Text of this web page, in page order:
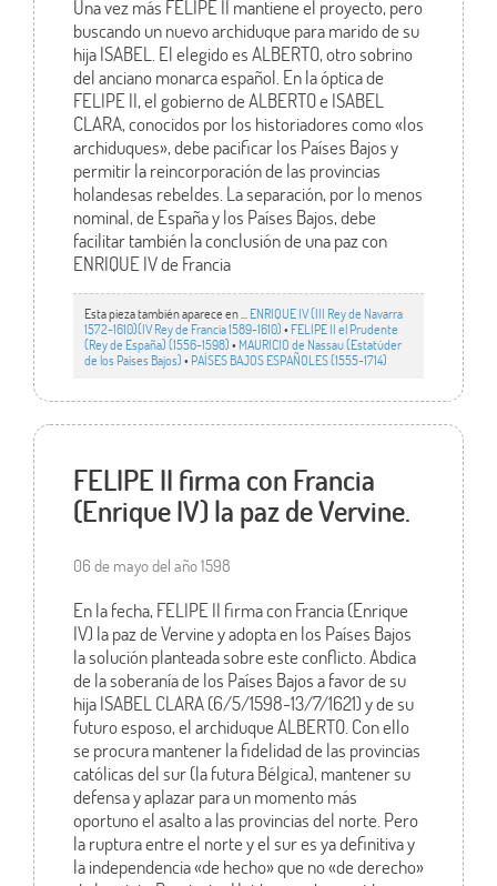
Una vez más FELIPE II mantiene el proyecto, pero
buscando un nuevo archiduque para marido de su
hija ISABEL. El elegido es ALBERTO, otro sobrino
del anciano monarca español. En la óptica de
FELIPE II, el gobierno de ALBERTO e ISABEL
CLARA, conocidos por los historiadores como «los
archiduques», debe pacificar los Países Bajos y
permitir la reincorporación de las provincias
holandesas rebeldes. La separación, por lo menos
nominal, de España y los Países Bajos, debe
facilitar también la conclusión de una paz con
ENRIQUE IV de Francia
Esta pieza también aparece en ... ENRIQUE IV (III Rey de Navarra
1572-1610)(IV Rey de Francia 1589-1610)• FELIPE II el Prudente
(Rey de España) (1556-1598)• MAURICIO de Nassau (Estatúder
de los Países Bajos)• PAÍSES BAJOS ESPAÑOLES (1555-1714)
FELIPE II firma con Francia
(Enrique IV) la paz de Vervine.
06 de mayo del año 1598
En la fecha, FELIPE II firma con Francia (Enrique
IV) la paz de Vervine y adopta en los Países Bajos
la solución planteada sobre este conflicto. Abdica
de la soberanía de los Países Bajos a favor de su
hija ISABEL CLARA (6/5/1598-13/7/1621) y de su
futuro esposo, el archiduque ALBERTO. Con ello
se procura mantener la fidelidad de las provincias
católicas del sur (la futura Bélgica), mantener su
defensa y aplazar para un momento más
oportuno el asalto a las provincias del norte. Pero
la ruptura entre el norte y el sur es ya definitiva y
la independencia «de hecho» que no «de derecho»